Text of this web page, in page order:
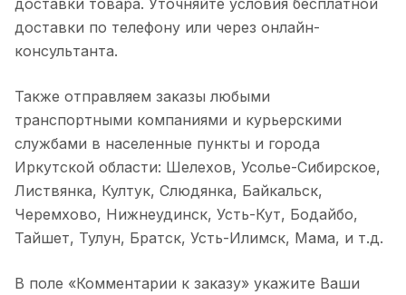
доставки товара. Уточняйте условия бесплатной
доставки по телефону или через онлайн-
консультанта.
Также отправляем заказы любыми
транспортными компаниями и курьерскими
службами в населенные пункты и города
Иркутской области: Шелехов, Усолье-Сибирское,
Листвянка, Култук, Слюдянка, Байкальск,
Черемхово, Нижнеудинск, Усть-Кут, Бодайбо,
Тайшет, Тулун, Братск, Усть-Илимск, Мама, и т.д.
В поле «Комментарии к заказу» укажите Ваши